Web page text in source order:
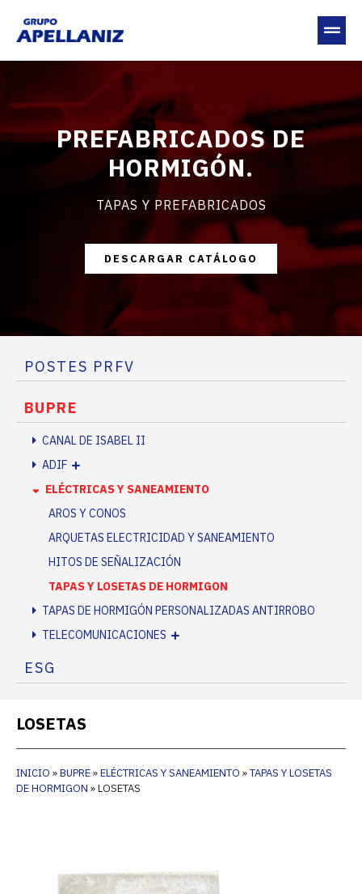
PREFABRICADOS DE
HORMIGÓN.
TAPAS Y PREFABRICADOS
DESCARGAR CATÁLOGO
POSTES PRFV
BUPRE
CANAL DE ISABEL II
ADIF
ELÉCTRICAS Y SANEAMIENTO
AROS Y CONOS
ARQUETAS ELECTRICIDAD Y SANEAMIENTO
HITOS DE SEÑALIZACIÓN
TAPAS Y LOSETAS DE HORMIGON
TAPAS DE HORMIGÓN PERSONALIZADAS ANTIRROBO
TELECOMUNICACIONES
ESG
LOSETAS
INICIO »BUPRE»ELÉCTRICAS Y SANEAMIENTO »TAPAS Y LOSETAS
DE HORMIGON »LOSETAS